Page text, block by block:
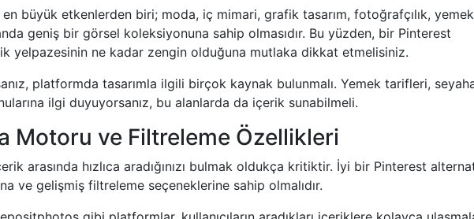
en büyük etkenlerden biri; moda, iç mimari, grafik tasarım, fotoğrafçılık, yemek
geniş bir görsel koleksiyonuna sahip olmasıdır. Bu yüzden, bir Pinterest
yelpazesinin ne kadar zengin olduğuna mutlaka dikkat etmelisiniz.
platformda tasarımla ilgili birçok kaynak bulunmalı. Yemek tarifleri,
ilgi duyuyorsanız, bu alanlarda da içerik sunabilmeli.
Motoru ve Filtreleme Özellikleri
arasında hızlıca aradığınızı bulmak oldukça kritiktir. İyi bir Pinterest
ve gelişmiş filtreleme seçeneklerine sahip olmalıdır.